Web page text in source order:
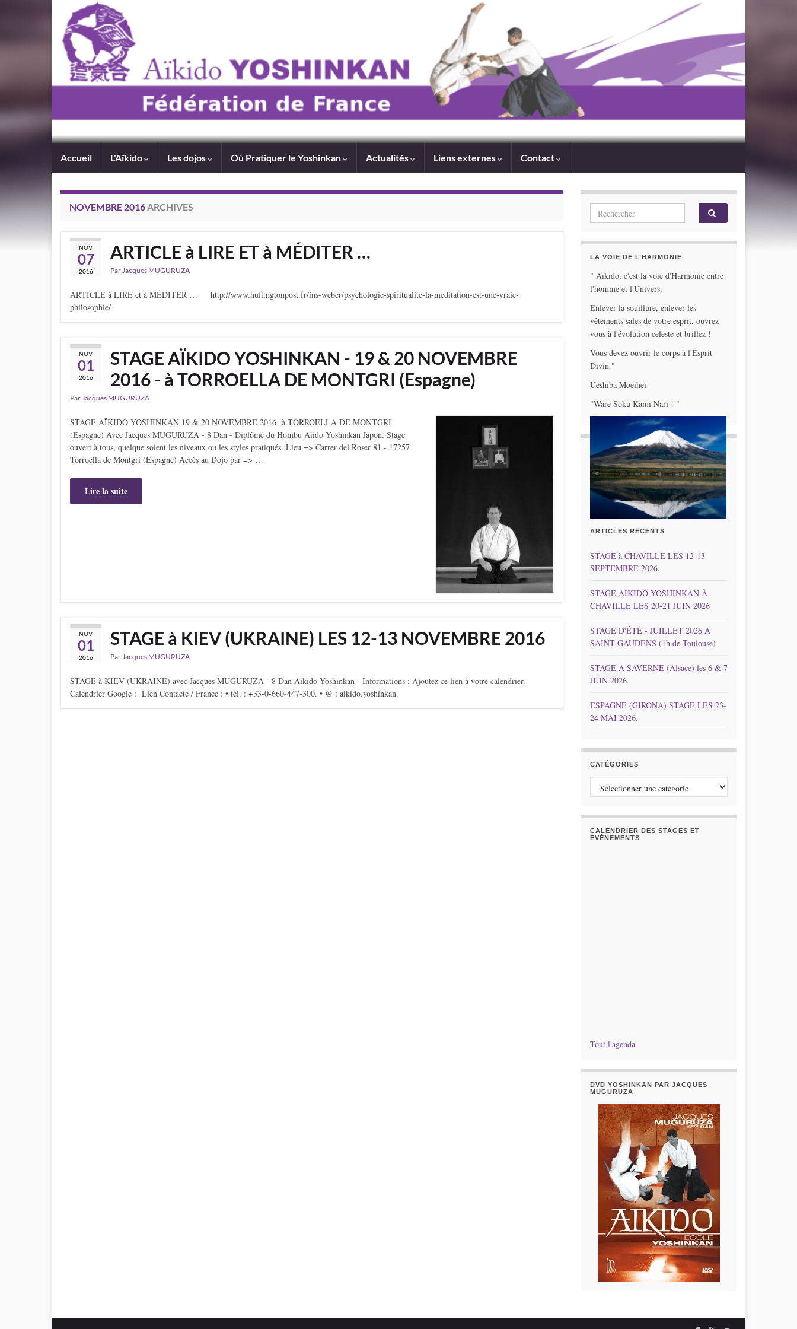
Accueil L'Aïkido Les dojos Où Pratiquer le Yoshinkan Actualités Liens externes Contact
NOVEMBRE 2016ARCHIVES
NOV
07
2016
ARTICLE à LIRE ET à MÉDITER …
ParJacques MUGURUZA
ARTICLE à LIRE et à MÉDITER … http://www.huffingtonpost.fr/ins-weber/psychologie-spiritualite-la-meditation-est-une-vraie-
philosophie/
NOV
01
2016
STAGE AÏKIDO YOSHINKAN - 19 & 20 NOVEMBRE
2016 - à TORROELLA DE MONTGRI (Espagne)
ParJacques MUGURUZA
STAGE AÏKIDO YOSHINKAN 19 & 20 NOVEMBRE 2016 à TORROELLA DE MONTGRI
(Espagne) Avec Jacques MUGURUZA - 8 Dan - Diplômé du Hombu Aïido Yoshinkan Japon. Stage
ouvert à tous, quelque soient les niveaux ou les styles pratiqués. Lieu => Carrer del Roser 81 - 17257
Torroella de Montgri (Espagne) Accès au Dojo par => …
Lire la suite
NOV
01
2016
STAGE à KIEV (UKRAINE) LES 12-13 NOVEMBRE 2016
ParJacques MUGURUZA
STAGE à KIEV (UKRAINE) avec Jacques MUGURUZA - 8 Dan Aikido Yoshinkan - Informations : Ajoutez ce lien à votre calendrier.
Calendrier Google : Lien Contacte / France : • tél. : +33-0-660-447-300. • @ : aikido.yoshinkan.
Search for:
LA VOIE DE L’HARMONIE
" Aïkido, c'est la voie d'Harmonie entre
l'homme et l'Univers.
Enlever la souillure, enlever les
vêtements sales de votre esprit, ouvrez
vous à l'évolution céleste et brillez !
Vous devez ouvrir le corps à l'Esprit
Divin."
Ueshiba Moeiheï
"Waré Soku Kami Nari ! "
ARTICLES RÉCENTS
STAGE à CHAVILLE LES 12-13
SEPTEMBRE 2026.
STAGE AIKIDO YOSHINKAN À
CHAVILLE LES 20-21 JUIN 2026
STAGE D'ÉTÉ - JUILLET 2026 À
SAINT-GAUDENS (1h.de Toulouse)
STAGE À SAVERNE (Alsace) les 6 & 7
JUIN 2026.
ESPAGNE (GIRONA) STAGE LES 23-
24 MAI 2026.
CATÉGORIES
Catégories
CALENDRIER DES STAGES ET
ÉVÉNEMENTS
Tout l'agenda
DVD YOSHINKAN PAR JACQUES
MUGURUZA